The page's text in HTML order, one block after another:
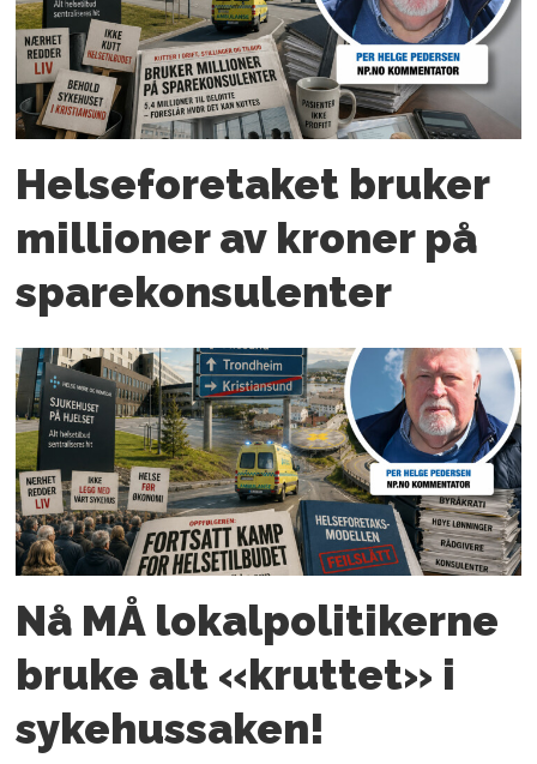
Helseforetaket bruker
millioner av kroner på
spare­konsulenter
Nå MÅ lokal­politikerne
bruke alt «kruttet» i
sykehussaken!